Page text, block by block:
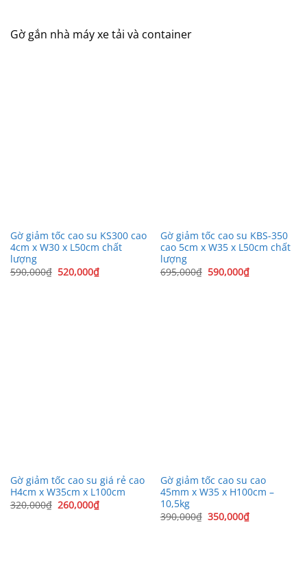
Gờ gắn nhà máy xe tải và container
Gờ giảm tốc cao su KS300 cao
4cm x W30 x L50cm chất
lượng
590,000₫ Giá
gốc
520,000₫Giá
hiện
Gờ giảm tốc cao su KBS-350
cao 5cm x W35 x L50cm chất
lượng
695,000₫ Giá
gốc
590,000₫Giá
hiện
Gờ giảm tốc cao su giá rẻ cao
H4cm x W35cm x L100cm
320,000₫ Giá
gốc
260,000₫Giá
hiện
Gờ giảm tốc cao su cao
45mm x W35 x H100cm –
10,5kg
390,000₫ Giá
gốc
350,000₫Giá
hiện